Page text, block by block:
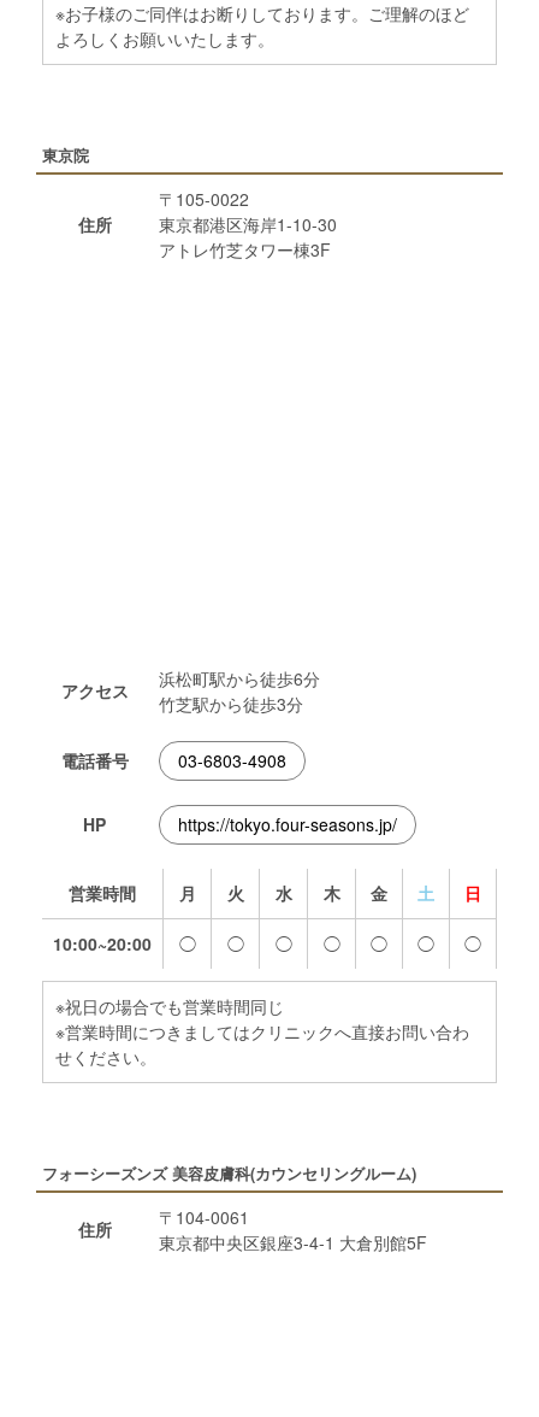
※お子様のご同伴はお断りしております。ご理解のほど
よろしくお願いいたします。
東京院
住所
〒105-0022
東京都港区海岸1-10-30
アトレ竹芝タワー棟3F
アクセス
浜松町駅から徒歩6分
竹芝駅から徒歩3分
電話番号 03-6803-4908
HP https://tokyo.four-seasons.jp/
営業時間 月 火 水 木 金 土 日
10:00~20:00 ◯ ◯ ◯ ◯ ◯ ◯ ◯
※祝日の場合でも営業時間同じ
※営業時間につきましてはクリニックへ直接お問い合わ
せください。
フォーシーズンズ 美容皮膚科(カウンセリングルーム)
住所
〒104-0061
東京都中央区銀座3-4-1 大倉別館5F